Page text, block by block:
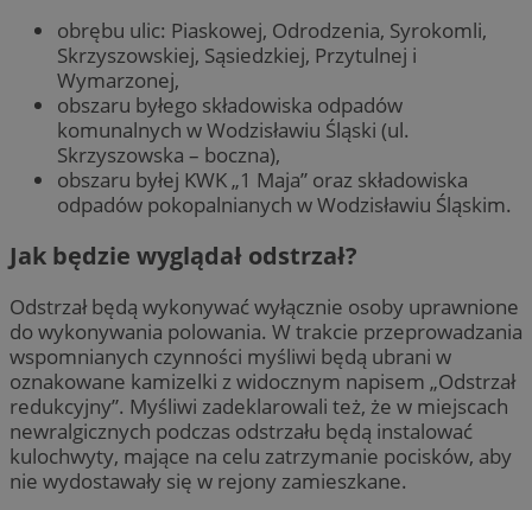
obrębu ulic: Piaskowej, Odrodzenia, Syrokomli,
Skrzyszowskiej, Sąsiedzkiej, Przytulnej i
Wymarzonej,
obszaru byłego składowiska odpadów
komunalnych w Wodzisławiu Śląski (ul.
Skrzyszowska – boczna),
obszaru byłej KWK „1 Maja” oraz składowiska
odpadów pokopalnianych w Wodzisławiu Śląskim.
Jak będzie wyglądał odstrzał?
Odstrzał będą wykonywać wyłącznie osoby uprawnione
do wykonywania polowania. W trakcie przeprowadzania
wspomnianych czynności myśliwi będą ubrani w
oznakowane kamizelki z widocznym napisem „Odstrzał
redukcyjny”. Myśliwi zadeklarowali też, że w miejscach
newralgicznych podczas odstrzału będą instalować
kulochwyty, mające na celu zatrzymanie pocisków, aby
nie wydostawały się w rejony zamieszkane.